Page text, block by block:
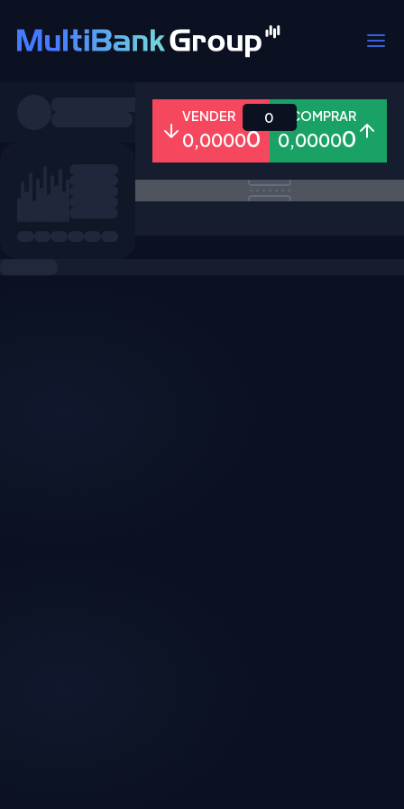
Todos Forex Metais Ações
VENDER
0,00000
COMPRAR
0,00000
0